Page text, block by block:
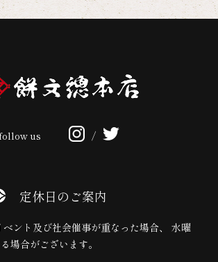
us /
定休日のご案内
ント及び社会催事が重なった場合、 水曜
場合がございます。